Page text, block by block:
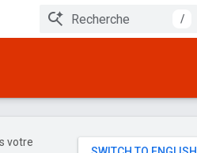
/
votre